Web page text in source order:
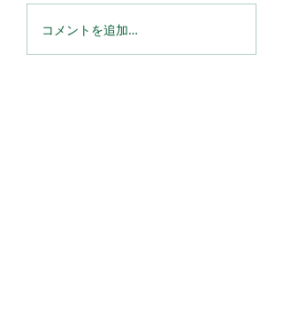
森の健康コラム 2026
年6月号
コメントを追加…